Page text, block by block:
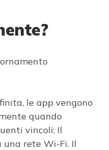
le app vengono
quando
vincoli: Il
una rete Wi-Fi. Il